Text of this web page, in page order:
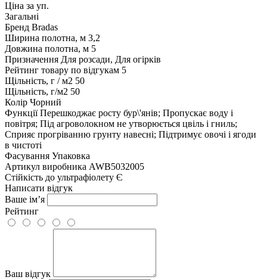
Ціна за уп.
Загальні
Бренд Bradas
Ширина полотна, м 3,2
Довжина полотна, м 5
Призначення Для розсади, Для огірків
Рейтинг товару по відгукам 5
Щільність, г / м2 50
Щільність, г/м2 50
Колір Чорний
Функції Перешкоджає росту бур\'янів; Пропускає воду і
повітря; Під агроволокном не утворюється цвіль і гниль;
Сприяє прогріванню грунту навесні; Підтримує овочі і ягоди
в чистоті
Фасування Упаковка
Артикул виробника AWB5032005
Стійкість до ультрафіолету Є
Написати відгук
Ваше ім’я
Рейтинг
Ваш відгук